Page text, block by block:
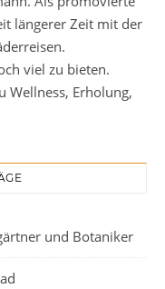
längerer Zeit mit der
viel zu bieten.
Wellness, Erholung,
und Botaniker